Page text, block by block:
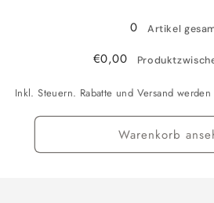
cm
0
Artikel
€0,00
Inkl. Steuern. Rabatte und Versand
Warenkorb